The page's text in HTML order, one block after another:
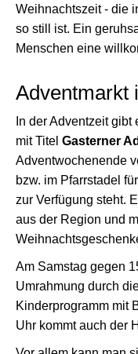
Weihnachtszeit - die
so still ist. Ein
Menschen eine
Adventmarkt
In der Adventzeit
mit Titel Gasterner
Adventwochenende
bzw. im Pfarrstadel
zur Verfügung steht.
aus der Region und
Am Samstag gegen
Umrahmung durch
Kinderprogramm mit
Uhr kommt auch der